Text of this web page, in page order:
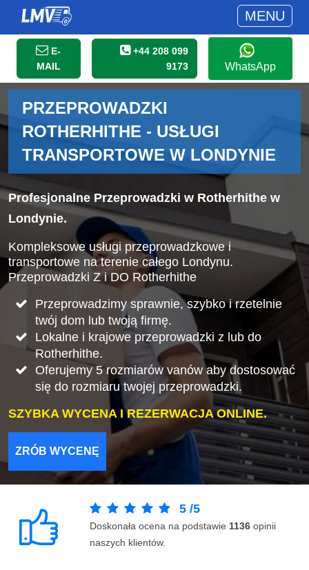
MENU
E-
MAIL
+44 208 099
9173
WhatsApp
PRZEPROWADZKI
ROTHERHITHE - USŁUGI
TRANSPORTOWE W LONDYNIE
Profesjonalne Przeprowadzki w Rotherhithe w
Londynie.
Kompleksowe usługi przeprowadzkowe i
transportowe na terenie całego Londynu.
Przeprowadzki Z i DO Rotherhithe
Przeprowadzimy sprawnie, szybko i rzetelnie
twój dom lub twoją firmę.
Lokalne i krajowe przeprowadzki z lub do
Rotherhithe.
Oferujemy 5 rozmiarów vanów aby dostosować
się do rozmiaru twojej przeprowadzki.
SZYBKA WYCENA I REZERWACJA ONLINE.
ZRÓB WYCENĘ
5 /5
Doskonała ocena na podstawie 1136 opinii
naszych klientów.